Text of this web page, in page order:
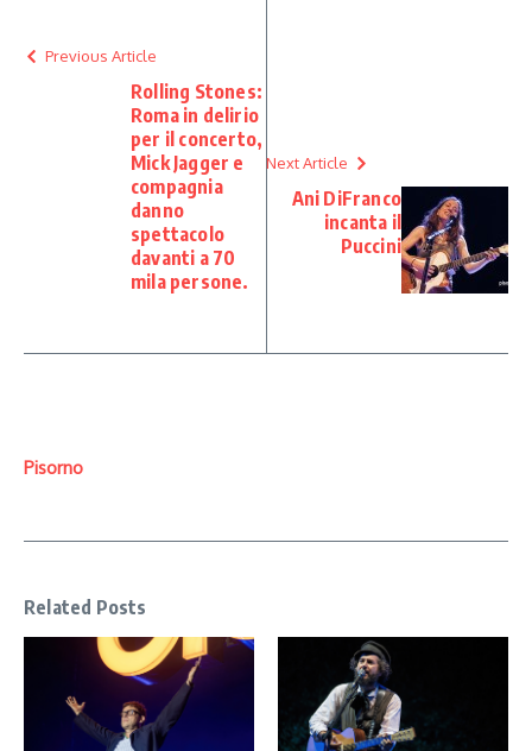
Previous Article
Rolling Stones:
Roma in delirio
per il concerto,
Mick Jagger e
compagnia
danno
spettacolo
davanti a 70
mila persone.
Next Article
Ani DiFranco
incanta il
Puccini
Pisorno
Related Posts